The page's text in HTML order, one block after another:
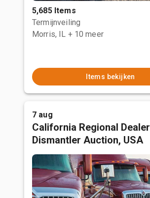
5,685 Items
Termijnveiling
Morris, IL + 10 meer
Items bekijken
7 aug
California Regional Dealer
Dismantler Auction, USA